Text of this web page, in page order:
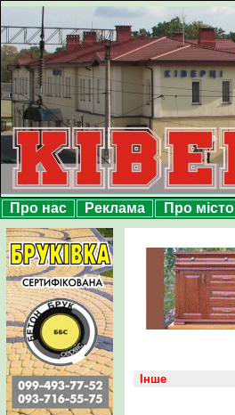
Про нас Реклама Про місто
Інше